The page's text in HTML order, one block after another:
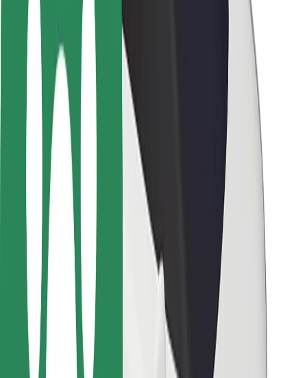
Seguridad para conductores
Seguridad para patinetes
Safety Lab
Ciudades
Dónde estamos
Soluciones para las ciudades
Aeropuertos
Estaciones de carga de Bolt
Soporte
Para usuarios
Para conductores
Para repartidores
Bolt Food
Para propietarios de flota
Para restaurantes